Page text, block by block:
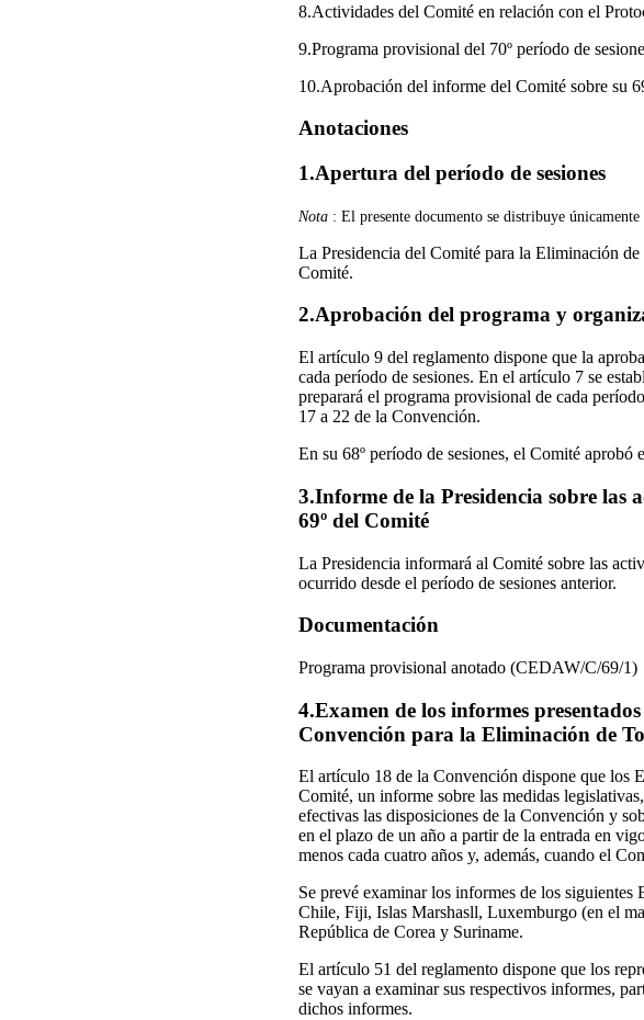
8.Actividades del Comité en relación con el
9.Programa provisional del 70º período de
10.Aprobación del informe del Comité sobre su
Anotaciones
1.Apertura del período de sesiones
Nota : El presente documento se distribuye únicamente
La Presidencia del Comité para la Eliminación
Comité.
2.Aprobación del programa y
El artículo 9 del reglamento dispone que la
cada período de sesiones. En el artículo 7 se
preparará el programa provisional de cada
17 a 22 de la Convención.
En su 68º período de sesiones, el Comité aprobó
3.Informe de la Presidencia sobre las
69º del Comité
La Presidencia informará al Comité sobre las
ocurrido desde el período de sesiones anterior.
Documentación
Programa provisional anotado (CEDAW/C/69/1)
4.Examen de los informes
Convención para la Eliminación de
El artículo 18 de la Convención dispone que los
Comité, un informe sobre las medidas
efectivas las disposiciones de la Convención y
en el plazo de un año a partir de la entrada en
menos cada cuatro años y, además, cuando el
Se prevé examinar los informes de los siguientes
Chile, Fiji, Islas Marshasll, Luxemburgo (en el
República de Corea y Suriname.
El artículo 51 del reglamento dispone que los
se vayan a examinar sus respectivos informes,
dichos informes.